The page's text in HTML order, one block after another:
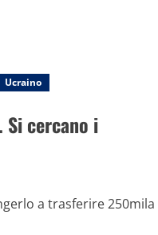
Ucraino
cercano i
a trasferire 250mila